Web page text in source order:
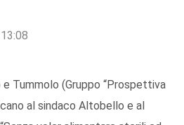
13:08
Tummolo (Gruppo “Prospettiva
al sindaco Altobello e al